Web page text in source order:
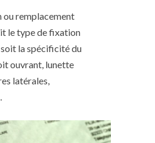
ou remplacement
le type de fixation
la spécificité du
ouvrant, lunette
latérales,